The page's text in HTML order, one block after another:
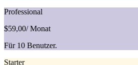
Professional
$59,00/ Monat
Für 10 Benutzer.
Starter